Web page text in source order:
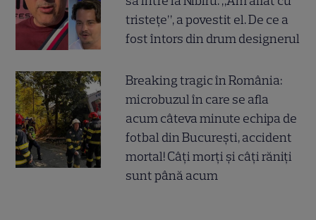
tristețe”, a povestit el. De ce a
fost întors din drum designerul
Breaking tragic în România:
microbuzul în care se afla
acum câteva minute echipa de
fotbal din București, accident
mortal! Câți morți și câți răniți
sunt până acum